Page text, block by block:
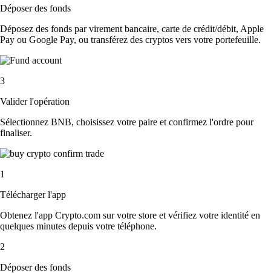
Déposer des fonds
Déposez des fonds par virement bancaire, carte de crédit/débit, Apple
Pay ou Google Pay, ou transférez des cryptos vers votre portefeuille.
3
Valider l'opération
Sélectionnez BNB, choisissez votre paire et confirmez l'ordre pour
finaliser.
1
Télécharger l'app
Obtenez l'app Crypto.com sur votre store et vérifiez votre identité en
quelques minutes depuis votre téléphone.
2
Déposer des fonds